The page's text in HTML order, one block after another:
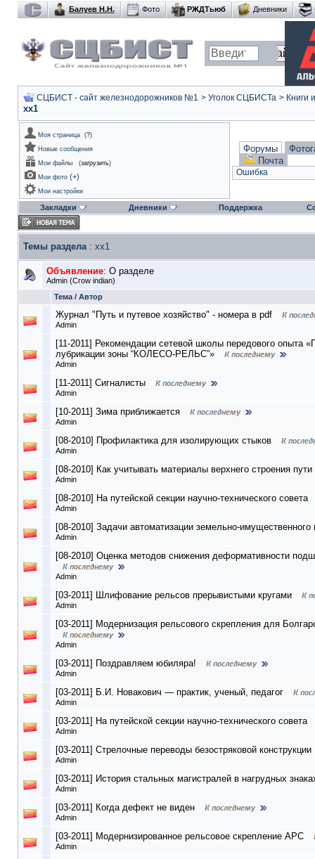
Балуев Н.Н. Фото РЖДТьюб Дневники
СЦБИСТ - сайт железнодорожников №1 > Уголок СЦБИСТа > Книги
xx1
Моя страница (?)
Новые сообщения
Мои файлы
(загрузить)
Мои фото (+)
Мои настройки
Форумы
Почта
Ошибка
Закладки Дневники Поддержка
Темы раздела: xx1
Объявление: О разделе
Admin (Crow indian)
Тема / Автор
Журнал "Путь и путевое хозяйство" - номера в pdf
Admin
[11-2011] Рекомендации сетевой школы передового опыта
лубрикации зоны “КОЛЕСО-РЕЛЬС”»
Admin
[11-2011] Сигналисты
Admin
[10-2011] Зима приближается
Admin
[08-2010] Профилактика для изолирующих стыков
Admin
[08-2010] Как учитывать материалы верхнего строения пути
Admin
[08-2010] На путейской секции научно-технического совета
Admin
[08-2010] Задачи автоматизации земельно-имущественного
Admin
[08-2010] Оценка методов снижения деформативности
Admin
[03-2011] Шлифование рельсов прерывистыми кругами
Admin
[03-2011] Модернизация рельсового скрепления для
Admin
[03-2011] Поздравляем юбиляра!
Admin
[03-2011] Б.И. Новакович — практик, ученый, педагог
Admin
[03-2011] На путейской секции научно-технического совета
Admin
[03-2011] Стрелочные переводы безостряковой конструкции
Admin
[03-2011] История стальных магистралей в нагрудных
Admin
[03-2011] Когда дефект не виден
Admin
[03-2011] Модернизированное рельсовое скрепление АРС
Admin